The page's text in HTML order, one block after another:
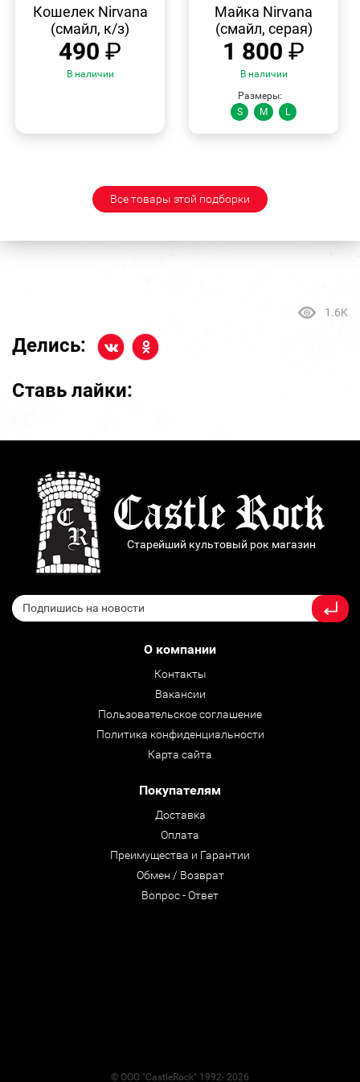
ПРОСМОТР
Кошелек Nirvana
(смайл, к/з)
490 ₽
В наличии
ПРОСМОТР
Майка Nirvana
(смайл, серая)
1 800 ₽
В наличии
Размеры:
S
M L
Все товары этой подборки
1.6K
Делись:
Ставь лайки:
Старейший культовый рок магазин
О компании
Контакты
Вакансии
Пользовательское соглашение
Политика конфиденциальности
Карта сайта
Покупателям
Доставка
Оплата
Преимущества и Гарантии
Обмен / Возврат
Вопрос - Ответ
© ООО "CastleRock" 1992- 2026